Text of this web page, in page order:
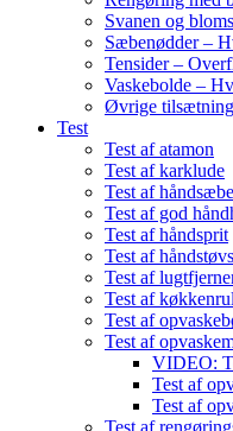
Svanen og
Sæbenødder –
Tensider –
Vaskebolde –
Øvrige
Test
Test af atamon
Test af karklude
Test af håndsæbe
Test af god
Test af håndsprit
Test af
Test af
Test af
Test af
Test af
VIDEO:
Test af
Test af